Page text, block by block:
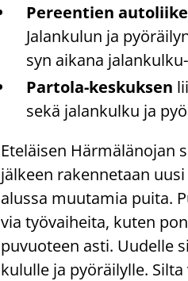
Pe­reen­tien
Ja­lan­ku­lun ja
syn ai­ka­na
Partola-​keskuksen
sekä ja­lan­kul­ku ja
Ete­läi­sen Här­mä­lä­no­jan
jäl­keen ra­ken­ne­taan
alus­sa muu­ta­mia puita.
via työ­vai­hei­ta, kuten
pu­vuo­teen asti. Uu­del­le
ku­lul­le ja pyö­räi­lyl­le.